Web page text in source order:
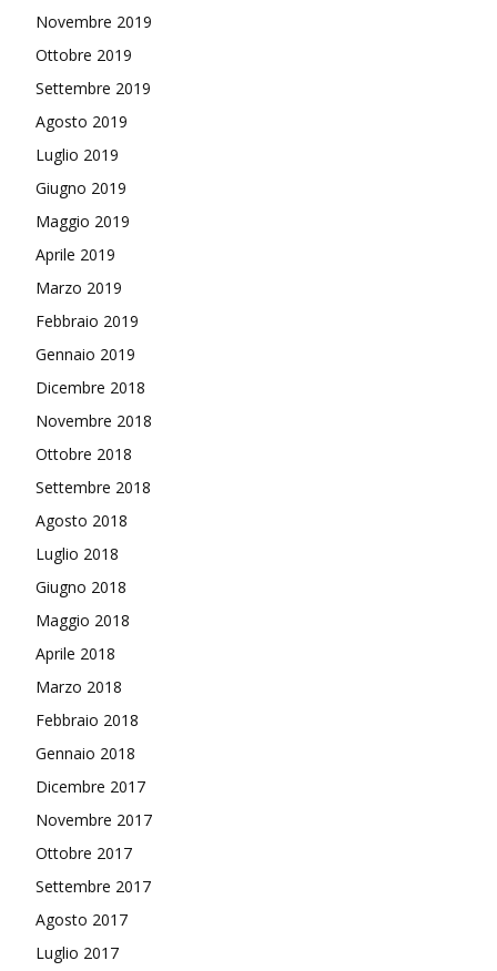
Novembre 2019
Ottobre 2019
Settembre 2019
Agosto 2019
Luglio 2019
Giugno 2019
Maggio 2019
Aprile 2019
Marzo 2019
Febbraio 2019
Gennaio 2019
Dicembre 2018
Novembre 2018
Ottobre 2018
Settembre 2018
Agosto 2018
Luglio 2018
Giugno 2018
Maggio 2018
Aprile 2018
Marzo 2018
Febbraio 2018
Gennaio 2018
Dicembre 2017
Novembre 2017
Ottobre 2017
Settembre 2017
Agosto 2017
Luglio 2017